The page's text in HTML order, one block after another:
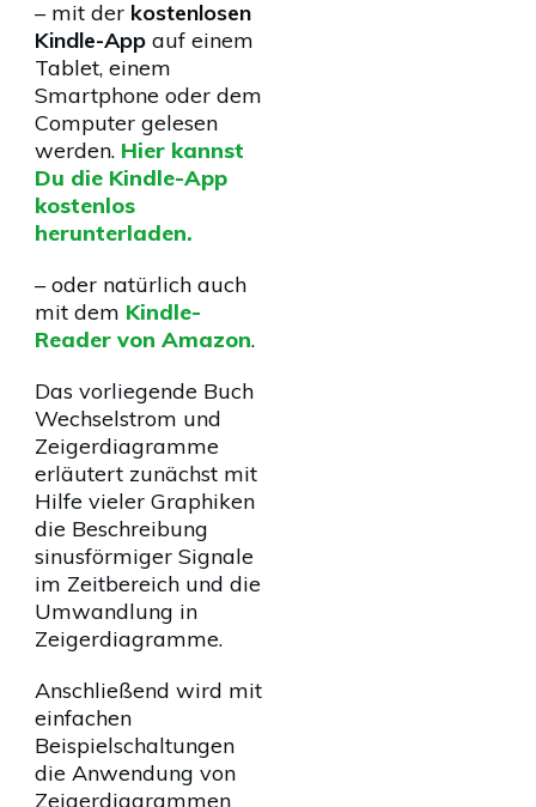
– mit der kostenlosen
Kindle-App auf einem
Tablet, einem
Smartphone oder dem
Computer gelesen
werden. Hier kannst
Du die Kindle-App
kostenlos
herunterladen.
– oder natürlich auch
mit dem Kindle-
Reader von Amazon.
Das vorliegende Buch
Wechselstrom und
Zeigerdiagramme
erläutert zunächst mit
Hilfe vieler Graphiken
die Beschreibung
sinusförmiger Signale
im Zeitbereich und die
Umwandlung in
Zeigerdiagramme.
Anschließend wird mit
einfachen
Beispielschaltungen
die Anwendung von
Zeigerdiagrammen